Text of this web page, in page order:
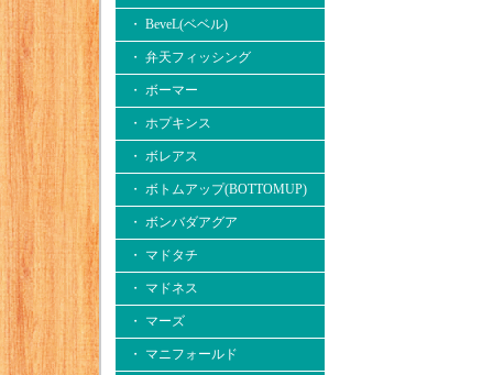
・ BeveL(ベベル)
・ 弁天フィッシング
・ ボーマー
・ ホプキンス
・ ボレアス
・ ボトムアップ(BOTTOMUP)
・ ボンバダアグア
・ マドタチ
・ マドネス
・ マーズ
・ マニフォールド